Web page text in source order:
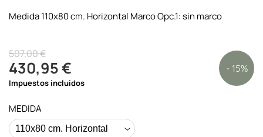
Medida 110x80 cm. Horizontal Marco Opc.1: sin marco
507,00 €
430,95 € - 15%
Impuestos incluidos
MEDIDA